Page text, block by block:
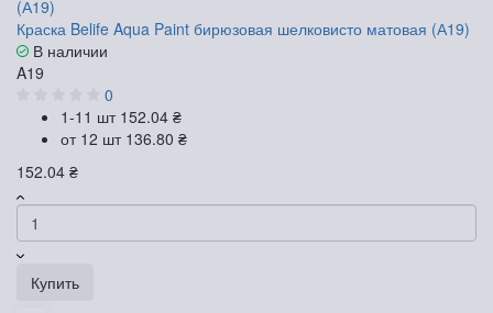
Краска Belife Aqua Paint бирюзовая шелковисто матовая (А19)
В наличии
A19
0
1-11 шт 152.04 ₴
от 12 шт 136.80 ₴
152.04 ₴
Купить